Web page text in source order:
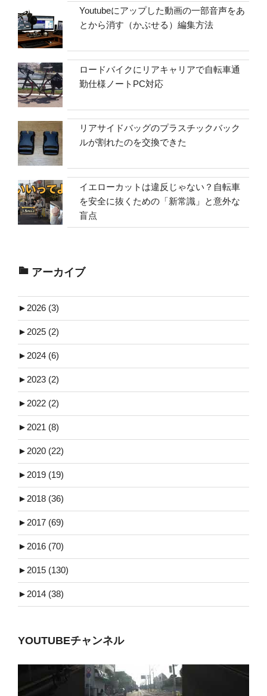
Youtubeにアップした動画の一部音声をあ
とから消す（かぶせる）編集方法
ロードバイクにリアキャリアで自転車通
勤仕様ノートPC対応
リアサイドバッグのプラスチックバック
ルが割れたのを交換できた
イエローカットは違反じゃない？自転車
を安全に抜くための「新常識」と意外な
盲点
アーカイブ
► 2026 (3)
► 2025 (2)
► 2024 (6)
► 2023 (2)
► 2022 (2)
► 2021 (8)
► 2020 (22)
► 2019 (19)
► 2018 (36)
► 2017 (69)
► 2016 (70)
► 2015 (130)
► 2014 (38)
YOUTUBEチャンネル